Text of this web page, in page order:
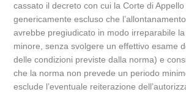
cassato il decreto con cui la Corte di Appello
genericamente escluso che
avrebbe pregiudicato in modo irreparabile la
minore, senza svolgere un effettivo esame
delle condizioni previste dalla norma) e
che la norma non prevede un periodo
esclude l’eventuale reiterazione